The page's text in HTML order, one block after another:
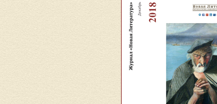
Поэзия[1016]
Другие жанры
Все жанры